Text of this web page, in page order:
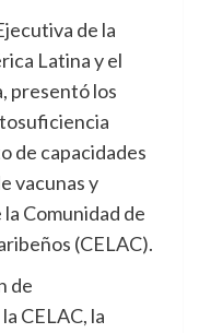
de la
Latina y el
presentó los
de capacidades
vacunas y
Comunidad de
(CELAC).
de
CELAC, la